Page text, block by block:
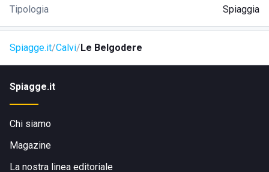
Tipologia Spiaggia
Spiagge.it Calvi Le Belgodere
Spiagge.it
Chi siamo
Magazine
La nostra linea editoriale